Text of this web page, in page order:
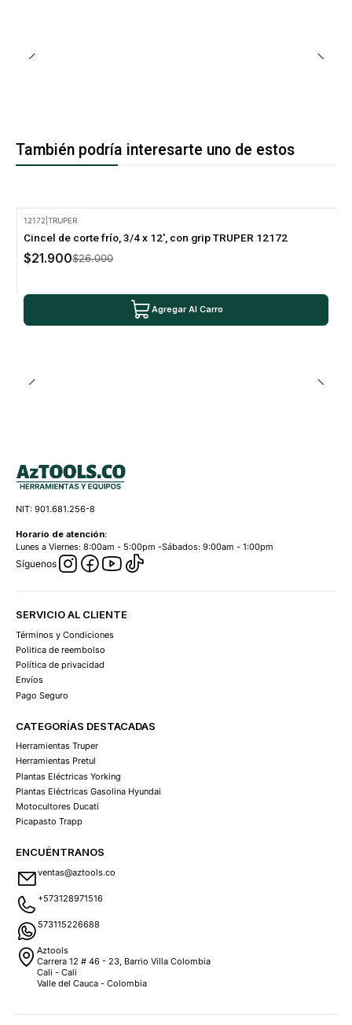
También podría interesarte uno de estos
12172 |TRUPER
Cincel de corte frío, 3/4 x 12', con grip TRUPER 12172
$21.900$26.000
Agregar Al Carro
NIT: 901.681.256-8
Horario de atención:
Lunes a Viernes: 8:00am - 5:00pm -Sábados: 9:00am - 1:00pm
Síguenos
SERVICIO AL CLIENTE
Términos y Condiciones
Politica de reembolso
Política de privacidad
Envíos
Pago Seguro
CATEGORÍAS DESTACADAS
Herramientas Truper
Herramientas Pretul
Plantas Eléctricas Yorking
Plantas Eléctricas Gasolina Hyundai
Motocultores Ducati
Picapasto Trapp
ENCUÉNTRANOS
ventas@aztools.co
+573128971516
573115226688
Aztools
Carrera 12 # 46 - 23, Barrio Villa Colombia
Cali - Cali
Valle del Cauca - Colombia